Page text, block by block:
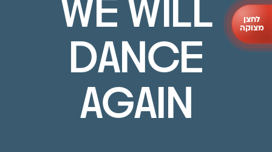
WE WILL
DANCE
AGAIN
לחצן
מצוקה